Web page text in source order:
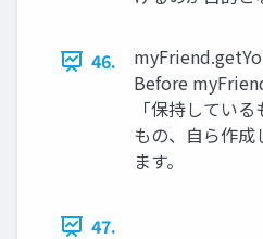
46.
Before
「保持してい
もの、自ら作成
ます。
47.